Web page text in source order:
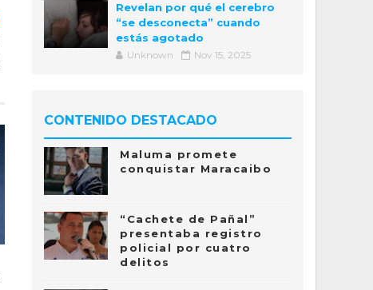
Revelan por qué el cerebro
“se desconecta” cuando
estás agotado
Unknown Nov 15, 2025
CONTENIDO DESTACADO
Maluma promete
conquistar Maracaibo
“Cachete de Pañal”
presentaba registro
policial por cuatro
delitos